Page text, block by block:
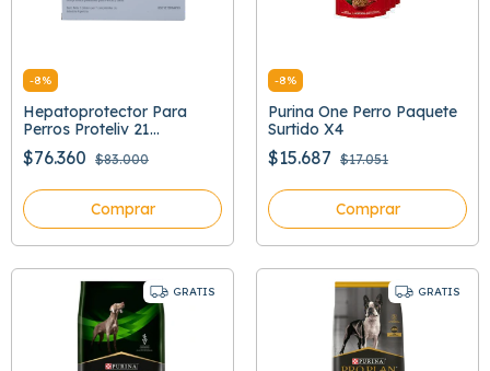
-8%
Hepatoprotector Para
Perros Proteliv 21
Comprimidos
$76.360 $83.000
Comprar
-8%
Purina One Perro Paquete
Surtido X4
$15.687 $17.051
Comprar
GRATIS GRATIS